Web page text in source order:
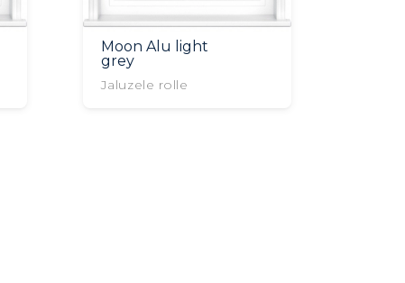
Moon Alu light
grey
Jaluzele rolle